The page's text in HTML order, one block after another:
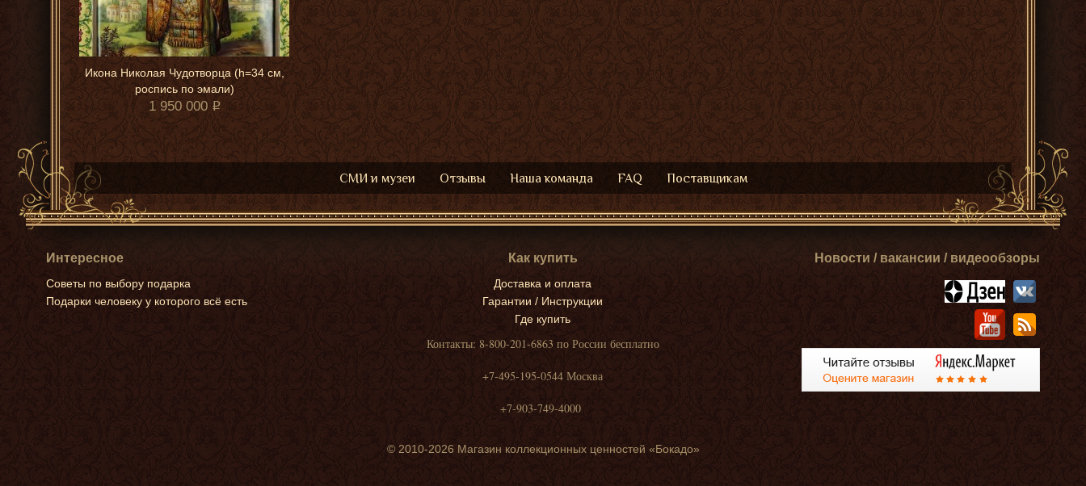
Икона Николая Чудотворца (h=34 см,
роспись по эмали)
1 950 000
СМИ и музеи Отзывы Наша команда FAQ Поставщикам
Интересное
Советы по выбору подарка
Подарки человеку у которого всё есть
Как купить
Доставка и оплата
Гарантии / Инструкции
Где купить
Контакты: 8-800-201-6863 по России бесплатно
+7-495-195-0544 Москва
+7-903-749-4000
Новости / вакансии / видеообзоры
© 2010-2026 Магазин коллекционных ценностей «Бокадо»